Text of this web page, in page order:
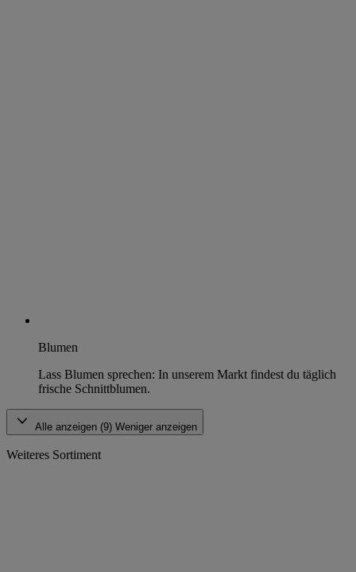
Blumen
Lass Blumen sprechen: In unserem Markt findest du täglich
frische Schnittblumen.
Alle anzeigen (9) Weniger anzeigen
Weiteres Sortiment